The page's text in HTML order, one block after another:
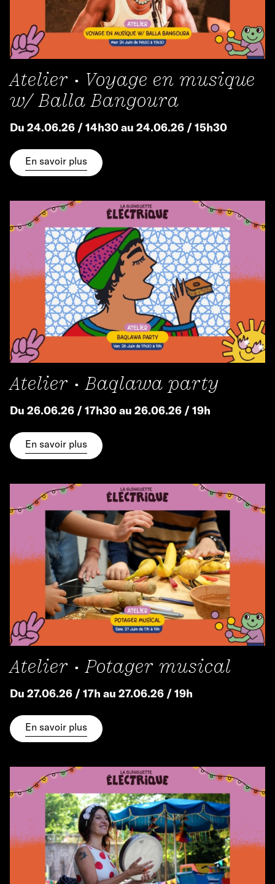
Atelier • Voyage en musique
w/ Balla Bangoura
Du 24.06.26 / 14h30 au 24.06.26 / 15h30
En savoir plus
Atelier • Baqlawa party
Du 26.06.26 / 17h30 au 26.06.26 / 19h
En savoir plus
Atelier • Potager musical
Du 27.06.26 / 17h au 27.06.26 / 19h
En savoir plus